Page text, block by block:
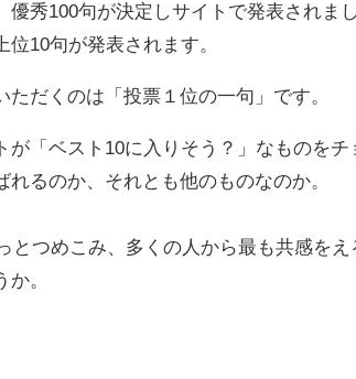
秀100句が決定しサイトで発表されまし
10句が発表されます。
だくのは「投票１位の一句」です。
「ベスト10に入りそう？」なものをチ
るのか、それとも他のものなのか。
つめこみ、多くの人から最も共感をえ
。